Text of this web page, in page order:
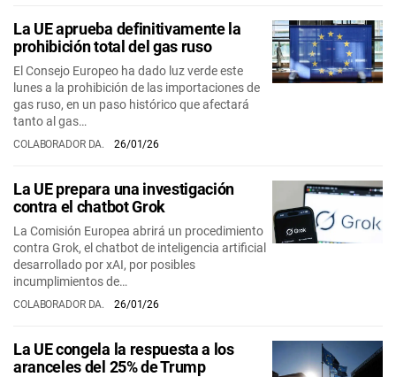
La UE aprueba definitivamente la
prohibición total del gas ruso
El Consejo Europeo ha dado luz verde este
lunes a la prohibición de las importaciones de
gas ruso, en un paso histórico que afectará
tanto al gas…
COLABORADOR DA. 26/01/26
La UE prepara una investigación
contra el chatbot Grok
La Comisión Europea abrirá un procedimiento
contra Grok, el chatbot de inteligencia artificial
desarrollado por xAI, por posibles
incumplimientos de…
COLABORADOR DA. 26/01/26
La UE congela la respuesta a los
aranceles del 25% de Trump